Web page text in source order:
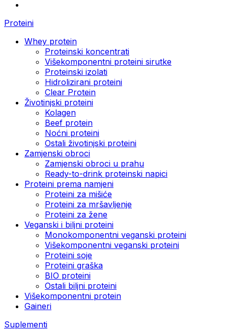
Proteini
Whey protein
Proteinski koncentrati
Višekomponentni proteini sirutke
Proteinski izolati
Hidrolizirani proteini
Clear Protein
Životinjski proteini
Kolagen
Beef protein
Noćni proteini
Ostali životinjski proteini
Zamjenski obroci
Zamjenski obroci u prahu
Ready-to-drink proteinski napici
Proteini prema namjeni
Proteini za mišiće
Proteini za mršavljenje
Proteini za žene
Veganski i biljni proteini
Monokomponentni veganski proteini
Višekomponentni veganski proteini
Proteini soje
Proteini graška
BIO proteini
Ostali biljni proteini
Višekomponentni protein
Gaineri
Suplementi